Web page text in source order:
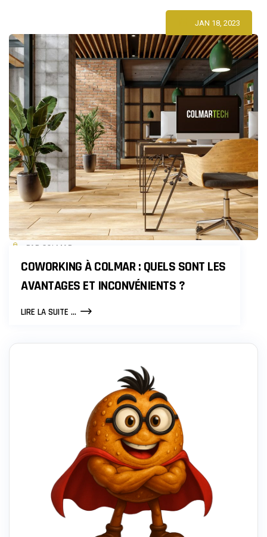
JAN 18, 2023
PAR COLMAR
COWORKING À COLMAR : QUELS SONT LES
AVANTAGES ET INCONVÉNIENTS ?
LIRE LA SUITE ...COWORKING
:
AVANTAGES
INCONVÉNIENTS